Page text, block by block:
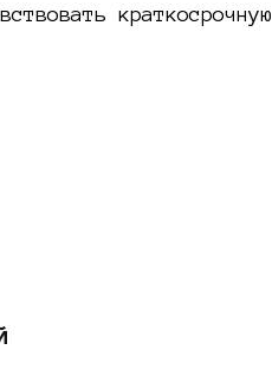
краткосрочную